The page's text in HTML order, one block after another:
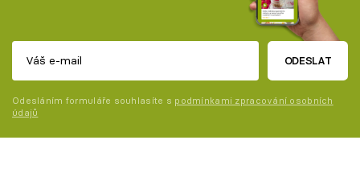
ODESLAT
Odesláním formuláře souhlasíte s podmínkami zpracování osobních
údajů